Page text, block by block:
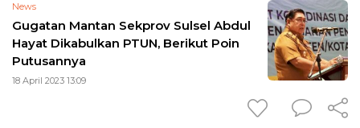
News
Gugatan Mantan Sekprov Sulsel Abdul
Hayat Dikabulkan PTUN, Berikut Poin
Putusannya
18 April 2023 13:09